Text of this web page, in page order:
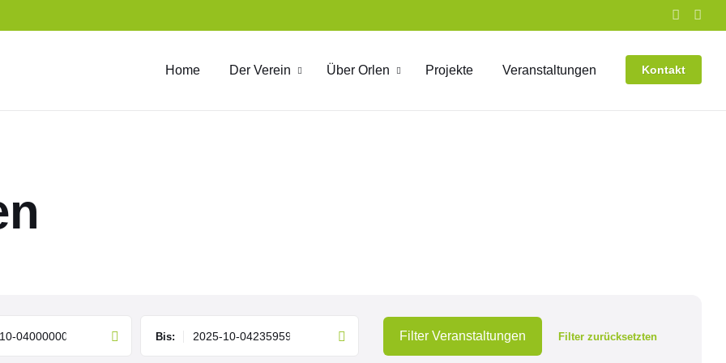
Home Der Verein Über Orlen Projekte Veranstaltungen Kontakt
Bis: Filter Veranstaltungen Filter zurücksetzten